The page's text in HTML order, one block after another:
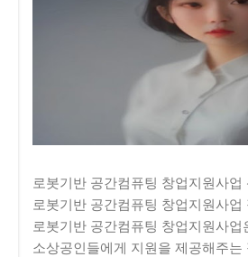
로봇기반 공간컴퓨팅 창업지원사업
로봇기반 공간컴퓨팅 창업지원사업
로봇기반 공간컴퓨팅 창업지원사
소상공인들에게 지원을 제공해주는